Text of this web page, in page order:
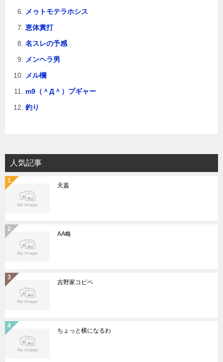
メゥトモテラホシス
恵体糞打
名スレの予感
メンヘラ男
メル欄
m9（＾Д＾）プギャー
釣り
人気記事
天蓋
AA略
吉野家コピペ
ちょっと横になるわ